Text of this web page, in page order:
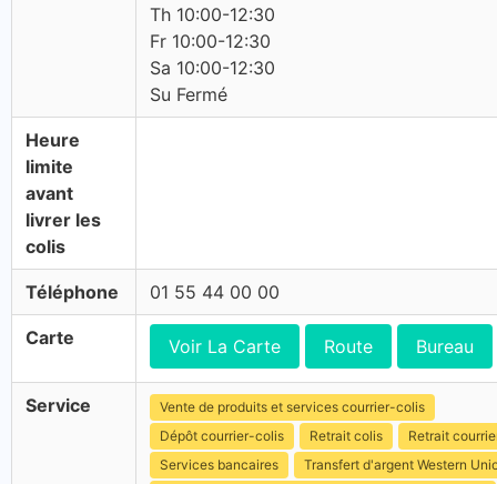
Th 10:00-12:30
Fr 10:00-12:30
Sa 10:00-12:30
Su Fermé
Heure
limite
avant
livrer les
colis
Téléphone 01 55 44 00 00
Carte Voir La Carte Route Bureau
Service
Vente de produits et services courrier-colis
Dépôt courrier-colis
Retrait colis
Retrait
Services bancaires
Transfert d'argent Western